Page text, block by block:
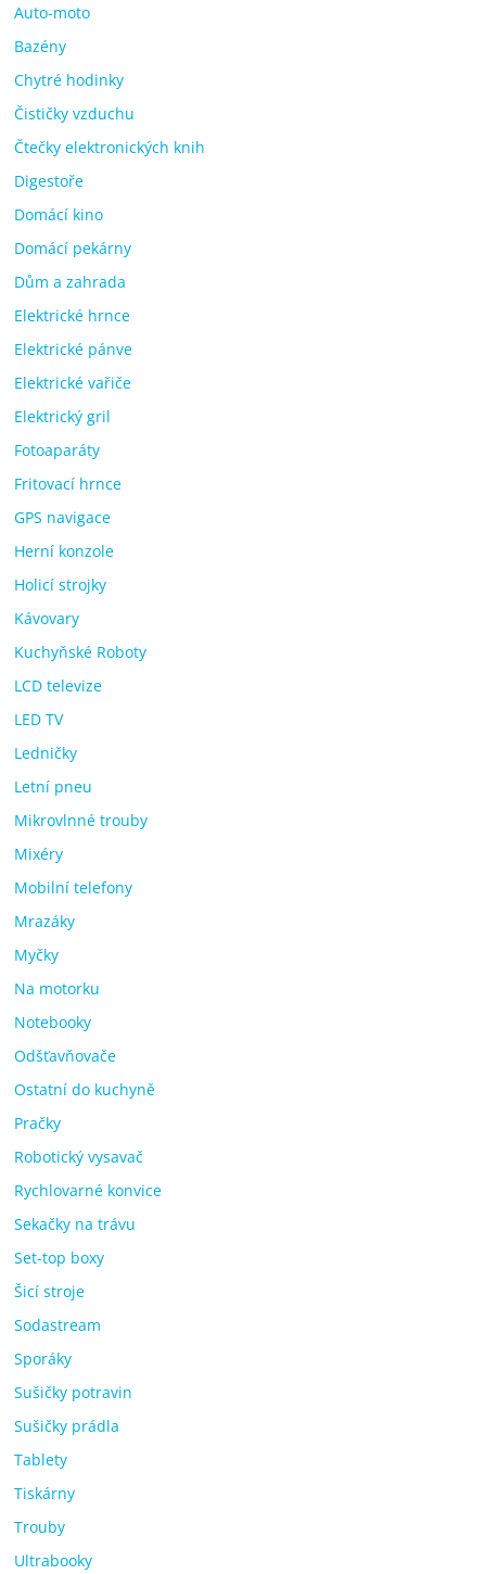
Auto-moto
Bazény
Chytré hodinky
Čističky vzduchu
Čtečky elektronických knih
Digestoře
Domácí kino
Domácí pekárny
Dům a zahrada
Elektrické hrnce
Elektrické pánve
Elektrické vařiče
Elektrický gril
Fotoaparáty
Fritovací hrnce
GPS navigace
Herní konzole
Holicí strojky
Kávovary
Kuchyňské Roboty
LCD televize
LED TV
Ledničky
Letní pneu
Mikrovlnné trouby
Mixéry
Mobilní telefony
Mrazáky
Myčky
Na motorku
Notebooky
Odšťavňovače
Ostatní do kuchyně
Pračky
Robotický vysavač
Rychlovarné konvice
Sekačky na trávu
Set-top boxy
Šicí stroje
Sodastream
Sporáky
Sušičky potravin
Sušičky prádla
Tablety
Tiskárny
Trouby
Ultrabooky